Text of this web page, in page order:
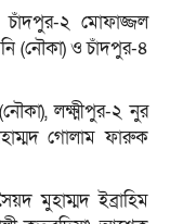
২ মোফাজ্জল
(নৌকা) ও চাঁদপুর-৪
লক্ষ্মীপুর-২ নুর
গোলাম ফারুক
মুহাম্মদ ইব্রাহিম